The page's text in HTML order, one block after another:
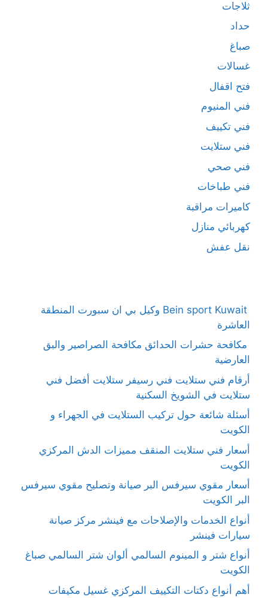
ثلاجات
حداد
صباغ
غسالات
فتح اقفال
فني المنيوم
فني تكييف
فني ستلايت
فني صحي
فني طباخات
كاميرات مراقبة
كهربائي منازل
نقل عفش
Bein sport Kuwait وكيل بي ان سبورت المنطقة
العاشرة
مكافحة حشرات الحدائق مكافحة الصراصير والبق
العارضية
أرقام فني ستلايت فني رسيفر ستلايت أفضل فني
ستلايت في الشويخ السكنية
أسئلة شائعة حول تركيب الستلايت في الجهراء و
الكويت
أسعار فني ستلايت المنقف مميزات الدش المركزي
الكويت
أسعار مقوي سيرفس البر صيانة وتصليح مقوي سيرفس
البر الكويت
أنواع الخدمات والإصلاحات مع فينشر مركز صيانة
سيارات فينشر
أنواع شتر و المينوم السالمي ألوان شتر السالمي صباغ
الكويت
أهم أنواع دكتات التكييف المركزي غسيل مكيفات